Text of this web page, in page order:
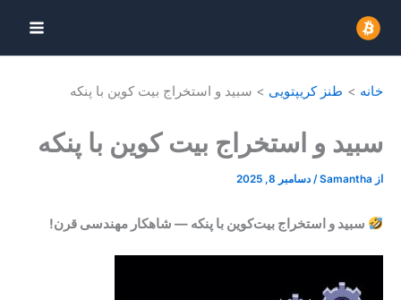
محتوا
خانه طنز کریپتویی سبید و استخراج بیت کوین با پنکه
سبید و استخراج بیت کوین با پنکه
از Samantha
/ دسامبر 8, 2025
سبید و استخراج بیت‌کوین با پنکه — شاهکار مهندسی قرن!